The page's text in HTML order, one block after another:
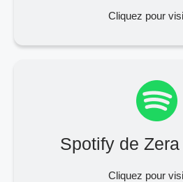
Cliquez pour
Spotify de
Cliquez pour